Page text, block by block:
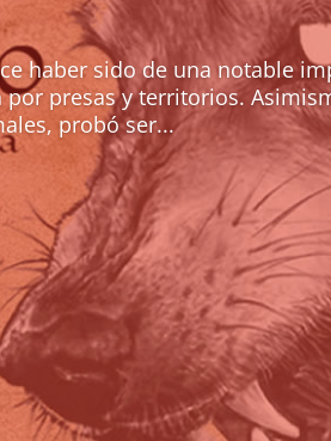
haber sido de una notable
presas y territorios.
probó ser...